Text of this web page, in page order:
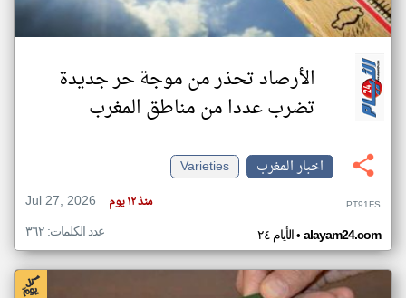
الأرصاد تحذر من موجة حر جديدة
تضرب عددا من مناطق المغرب
اخبار المغرب
Varieties
Jul 27, 2026
منذ ١٢ يوم PT91FS
الأيام ٢٤• alayam24.com عدد الكلمات: ٣٦٢